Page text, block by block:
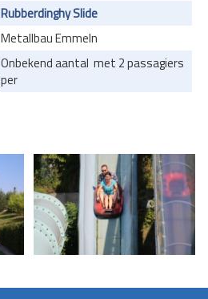
Rubberdinghy Slide
Metallbau Emmeln
Onbekend aantal met 2 passagiers
per